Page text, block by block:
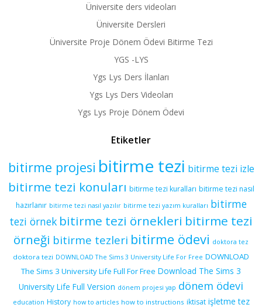
Üniversite ders videoları
Üniversite Dersleri
Üniversite Proje Dönem Ödevi Bitirme Tezi
YGS -LYS
Ygs Lys Ders İlanları
Ygs Lys Ders Videoları
Ygs Lys Proje Dönem Ödevi
Etiketler
bitirme projesi bitirme tezi bitirme tezi izle
bitirme tezi konuları bitirme tezi kuralları bitirme tezi nasıl
hazırlanır bitirme tezi nasıl yazılır bitirme tezi yazım kuralları bitirme
tezi örnek bitirme tezi örnekleri bitirme tezi
örneği bitirme tezleri bitirme ödevi doktora tez
doktora tezi DOWNLOAD The Sims 3 University Life For Free DOWNLOAD
The Sims 3 University Life Full For Free Download The Sims 3
University Life Full Version dönem projesi yap dönem ödevi
education History how to articles how to instructions iktisat işletme tez